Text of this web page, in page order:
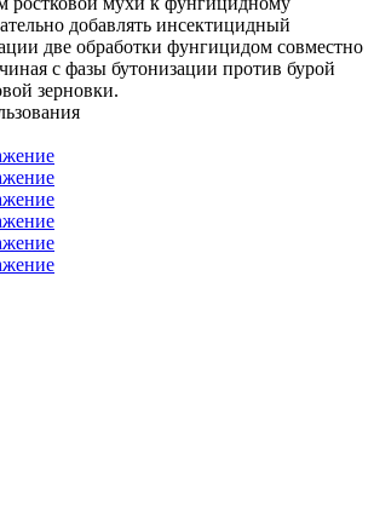
добавлять инсектицидный
две обработки фунгицидом совместно
с фазы бутонизации против бурой
зерновки.